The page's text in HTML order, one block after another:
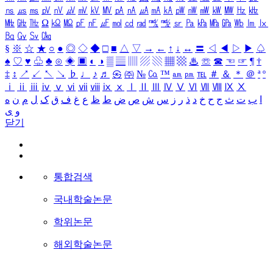
㎱ ㎲ ㎳ ㎴ ㎵ ㎶ ㎷ ㎸ ㎹ ㎀ ㎁ ㎂ ㎃ ㎄ ㎺ ㎻ ㎽ ㎾ ㎿ ㎐ ㎑
㎒ ㎓ ㎔ Ω ㏀ ㏁ ㎊ ㎋ ㎌ ㏖ ㏅ ㎭ ㎮ ㎯ ㏛ ㎩ ㎪ ㎫ ㎬ ㏝ ㏐
㏓
㏃ ㏉ ㏜ ㏆
§ ※ ☆ ★ ○ ● ◎ ◇ ◆ □ ■ △ ▽ → ← ↑ ↓ ↔ 〓 ◁ ◀ ▷ ▶ ♤
♠ ♡ ♥ ♧ ♣ ⊙ ◈ ▣ ◐ ◑ ▒ ▤ ▨ ▧ ▦ ▩ ♨ ☏ ☎ ☜ ☞ ¶ †
‡ ↕ ↗ ↙ ↖ ↘ ♭ ♩ ♪ ♬ ㉿ ㈜ № ㏇ ™ ㏂ ㏘ ℡ ＃ ＆ ＊ ＠ ª º
ⅰ
ⅱ ⅲ ⅳ ⅴ ⅵ ⅶ ⅷ ⅸ ⅹ Ⅳ Ⅴ Ⅵ Ⅶ Ⅷ Ⅸ Ⅹ
ب ت ث ج ح خ د ذ ر ز س ش ص ض ط ظ ع غ ف ق ک ل م ن ه
و ی
닫기
통합검색
국내학술논문
학위논문
해외학술논문